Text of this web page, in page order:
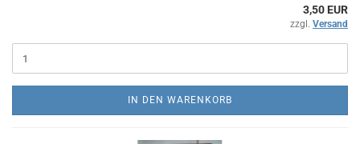
3,50 EUR
zzgl. Versand
IN DEN WARENKORB